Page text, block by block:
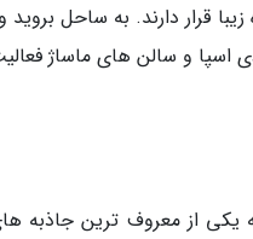
قرار دارند. به ساحل
اسپا و سالن های ماساژ
یکی از معروف ترین جاذبه